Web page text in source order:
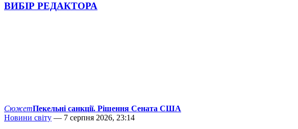
ВИБІР РЕДАКТОРА
СюжетПекельні санкції. Рішення Сената США
Новини світу — 7 серпня 2026, 23:14